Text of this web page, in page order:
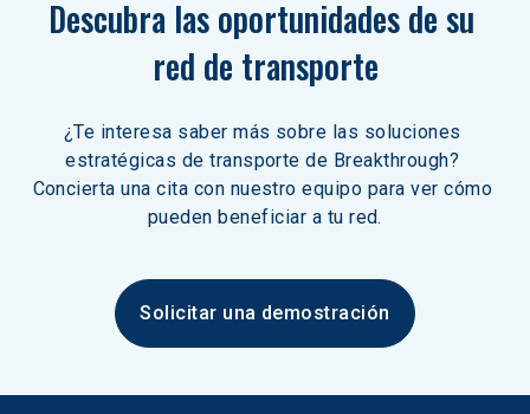
Descubra las oportunidades de su
red de transporte
¿Te interesa saber más sobre las soluciones
estratégicas de transporte de Breakthrough?
Concierta una cita con nuestro equipo para ver cómo
pueden beneficiar a tu red.
Solicitar una demostración